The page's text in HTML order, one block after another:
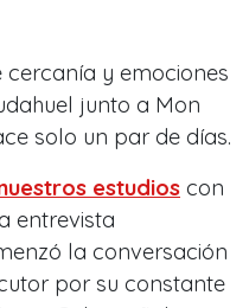
y emociones
junto a Mon
solo un par de días.
estudios con
entrevista
la conversación
por su constante